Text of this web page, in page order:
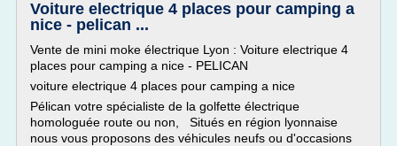
Voiture electrique 4 places pour camping a
nice - pelican ...
Vente de mini moke électrique Lyon : Voiture electrique 4
places pour camping a nice - PELICAN
voiture electrique 4 places pour camping a nice
Pélican votre spécialiste de la golfette électrique
homologuée route ou non, Situés en région lyonnaise
nous vous proposons des véhicules neufs ou d'occasions